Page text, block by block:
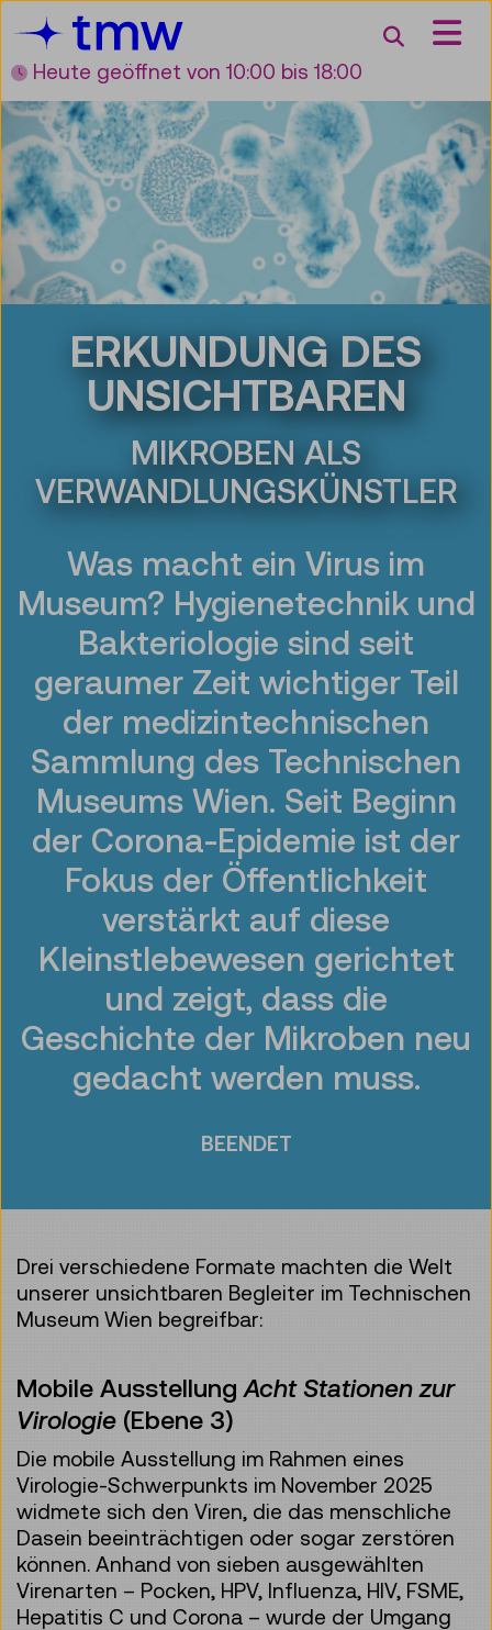
Zum Inhalt
Zum Hauptmenü
Zur Suche
Zur Zielgruppennavigation
Suche
Heute geöffnet von 10:00 bis 18:00
ERKUNDUNG DES
UNSICHTBAREN
MIKROBEN ALS
VERWANDLUNGSKÜNSTLER
Was macht ein Virus im
Museum? Hygienetechnik und
Bakteriologie sind seit
geraumer Zeit wichtiger Teil
der medizintechnischen
Sammlung des Technischen
Museums Wien. Seit Beginn
der Corona-Epidemie ist der
Fokus der Öffentlichkeit
verstärkt auf diese
Kleinstlebewesen gerichtet
und zeigt, dass die
Geschichte der Mikroben neu
gedacht werden muss.
BEENDET
Drei verschiedene Formate machten die Welt
unserer unsichtbaren Begleiter im Technischen
Museum Wien begreifbar:
Mobile Ausstellung Acht Stationen zur
Virologie (Ebene 3)
Die mobile Ausstellung im Rahmen eines
Virologie-Schwerpunkts im November 2025
widmete sich den Viren, die das menschliche
Dasein beeinträchtigen oder sogar zerstören
können. Anhand von sieben ausgewählten
Virenarten – Pocken, HPV, Influenza, HIV, FSME,
Hepatitis C und Corona – wurde der Umgang